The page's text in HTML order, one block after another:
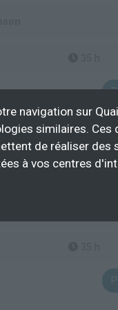
CHANSON DANS
navigation sur
similaires.
de réaliser
à vos centres